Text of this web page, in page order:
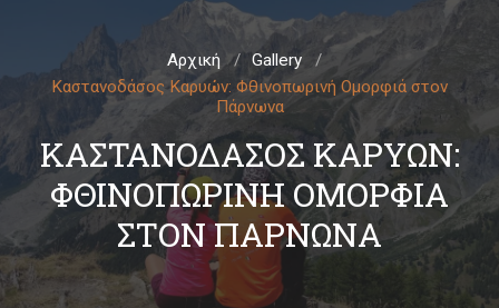
Αρχική
Gallery
Καστανοδάσος Καρυών: Φθινοπωρινή Ομορφιά στον
Πάρνωνα
ΚΑΣΤΑΝΟΔΆΣΟΣ ΚΑΡΥΏΝ:
ΦΘΙΝΟΠΩΡΙΝΉ ΟΜΟΡΦΙΆ
ΣΤΟΝ ΠΆΡΝΩΝΑ